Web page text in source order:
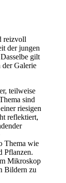
reizvoll
der jungen
gilt
Galerie
teilweise
sind
riesigen
reflektiert,
Thema wie
Pflanzen.
Mikroskop
Bildern zu